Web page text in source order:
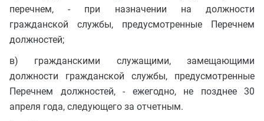
перечнем, - при назначении на должности
гражданской службы, предусмотренные Перечнем
должностей;
в) гражданскими служащими, замещающими
должности гражданской службы, предусмотренные
Перечнем должностей, - ежегодно, не позднее 30
апреля года, следующего за отчетным.